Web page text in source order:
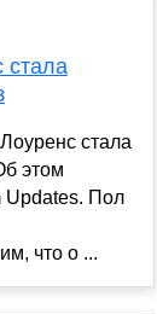
стала
стала
этом
Updates. Пол
что о ...